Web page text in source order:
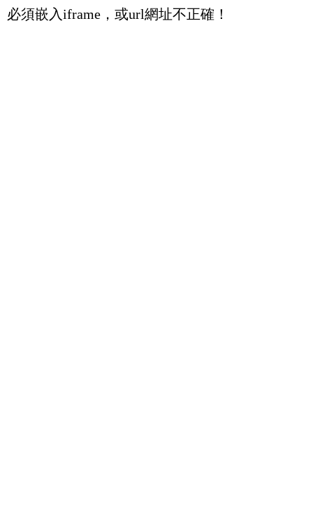
必須嵌入iframe，或url網址不正確！